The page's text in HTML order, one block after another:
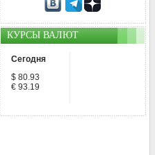
КУРСЫ ВАЛЮТ
Сегодня
$ 80.93
€ 93.19